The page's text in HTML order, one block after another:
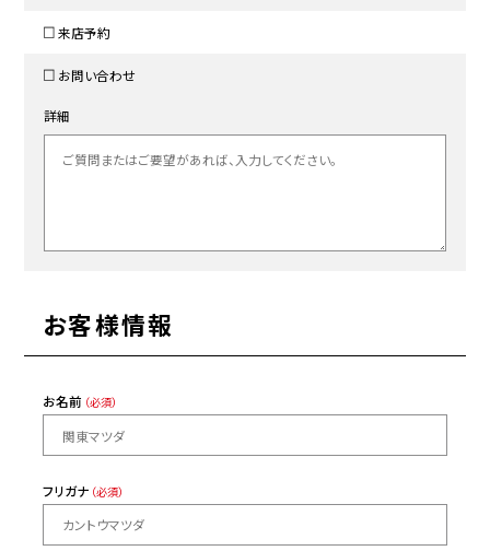
来店予約
お問い合わせ
詳細
お客様情報
お名前 （必須）
フリガナ （必須）